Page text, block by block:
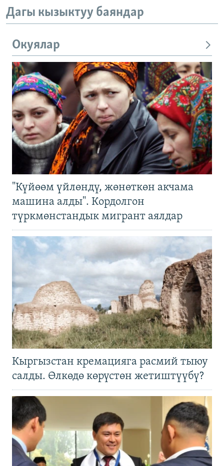
Дагы кызыктуу баяндар
Окуялар
"Күйөөм үйлөндү, жөнөткөн акчама
машина алды". Кордолгон
түркмөнстандык мигрант аялдар
Кыргызстан кремацияга расмий тыюу
салды. Өлкөдө көрүстөн жетиштүүбү?